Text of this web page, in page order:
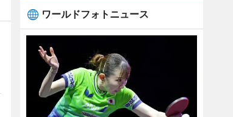
ワールドフォトニュース